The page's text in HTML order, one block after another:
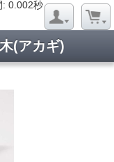
: 0.002秒
(アカギ)